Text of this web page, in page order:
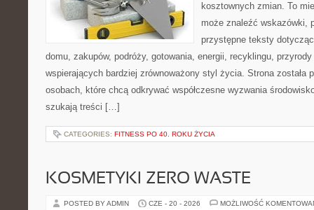
kosztownych zmian. To
może znaleźć wskazówki,
przystępne teksty
domu, zakupów, podróży, gotowania, energii, recyklingu,
wspierających bardziej zrównoważony styl życia. Strona została
osobach, które chcą odkrywać współczesne wyzwania
szukają treści […]
CATEGORIES: FITNESS PO 40. ROKU ŻYCIA
KOSMETYKI ZERO WASTE
POSTED BY ADMIN CZE - 20 - 2026 MOŻLIWOŚĆ